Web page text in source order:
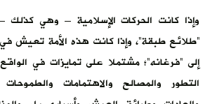
وإذا كانت الحركات الإسلامية – وهي
“طلائع طبقة”، وإذا كانت هذه الأمة تعيش
إلى “فرغانه”؛ مشتملا على تمايزات في
التطور والمصالح والاهتمامات